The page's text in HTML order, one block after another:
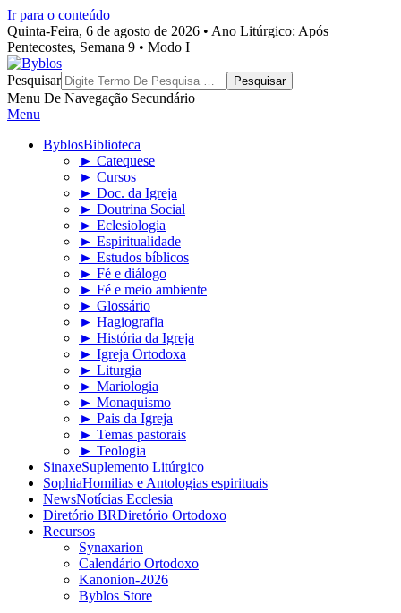
Ir para o conteúdo
Quinta-Feira, 6 de agosto de 2026 • Ano Litúrgico: Após
Pentecostes, Semana 9 • Modo I
Byblos
Pesquisar
Menu De Navegação Secundário
Menu
ByblosBiblioteca
► Catequese
► Cursos
► Doc. da Igreja
► Doutrina Social
► Eclesiologia
► Espiritualidade
► Estudos bíblicos
► Fé e diálogo
► Fé e meio ambiente
► Glossário
► Hagiografia
► História da Igreja
► Igreja Ortodoxa
► Liturgia
► Mariologia
► Monaquismo
► Pais da Igreja
► Temas pastorais
► Teologia
SinaxeSuplemento Litúrgico
SophiaHomilias e Antologias espirituais
NewsNotícias Ecclesia
Diretório BRDiretório Ortodoxo
Recursos
Synaxarion
Calendário Ortodoxo
Kanonion-2026
Byblos Store